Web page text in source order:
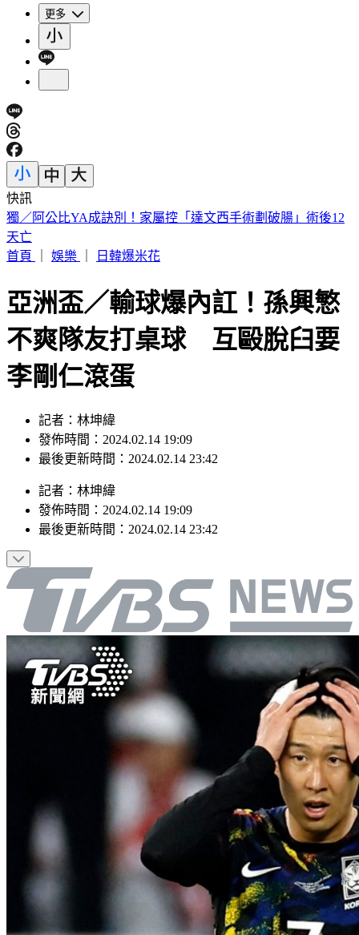
更多
快訊
BLACKPINK慶10週年！Jisoo哭了 Lisa發聲
首頁
亞洲盃／輸球爆內訌！孫興慜
不爽隊友打桌球 互毆脫臼要
李剛仁滾蛋
發佈時間：2024.02.14 19:09
最後更新時間：2024.02.14 23:42
發佈時間：2024.02.14 19:09
最後更新時間：2024.02.14 23:42